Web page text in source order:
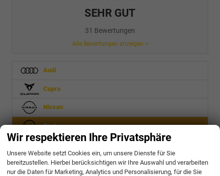
SEHR GUT
31 Bewertungen
Alle Bewertungen anzeigen >
Audi
Cupra
Nissan
Opel
Peugeot
Wir respektieren Ihre Privatsphäre
Unsere Website setzt Cookies ein, um unsere Dienste für Sie
bereitzustellen. Hierbei berücksichtigen wir Ihre Auswahl und verarbeiten
nur die Daten für Marketing, Analytics und Personalisierung, für die Sie